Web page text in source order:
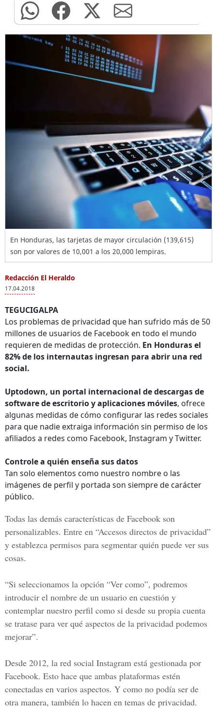
En Honduras, las tarjetas de mayor circulación (139,615)
son por valores de 10,001 a los 20,000 lempiras.
Redacción El Heraldo
17.04.2018
TEGUCIGALPA
Los problemas de privacidad que han sufrido más de 50
millones de usuarios de Facebook en todo el mundo
requieren de medidas de protección. En Honduras el
82% de los internautas ingresan para abrir una red
social.
Uptodown, un portal internacional de descargas de
software de escritorio y aplicaciones móviles​, ofrece
algunas medidas de cómo configurar las redes sociales
para que nadie extraiga información sin permiso de los
afiliados a redes como Facebook, Instagram y Twitter.
Controle a quién enseña sus datos
Tan solo elementos como nuestro nombre o las
imágenes de perfil y portada son siempre de carácter
público.
Todas las demás características de Facebook son
personalizables. Entre en “Accesos directos de privacidad”
y establezca permisos para segmentar quién puede ver sus
cosas.
“Si seleccionamos la opción “Ver como”, podremos
introducir el nombre de un usuario en cuestión y
contemplar nuestro perfil como si desde su propia cuenta
se tratase para ver qué aspectos de la privacidad podemos
mejorar”.
Desde 2012, la red social Instagram está gestionada por
Facebook. Esto hace que ambas plataformas estén
conectadas en varios aspectos. Y como no podía ser de
otra manera, también lo hacen en temas de privacidad.